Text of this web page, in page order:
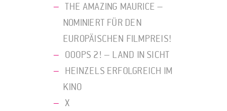
THE AMAZING MAURICE –
NOMINIERT FÜR DEN
EUROPÄISCHEN FILMPREIS!
OOOPS 2! – LAND IN SICHT
HEINZELS ERFOLGREICH IM
KINO
X